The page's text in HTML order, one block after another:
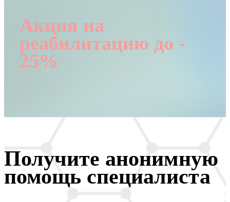
Акция на
реабилитацию до -
25%
Получите анонимную
помощь специалиста